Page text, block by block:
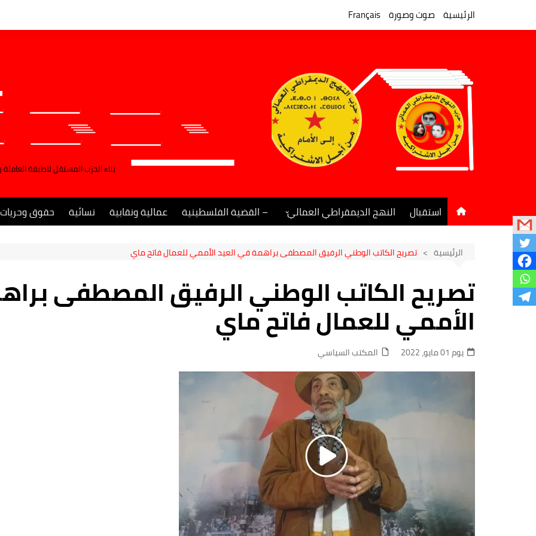
الرئيسية صوت وصورة Français
بناء الحزب المستقل للطبقة
استقبال النهج الديمقراطي العمالي
جريدة النهج الديمقراطي
– القضية الفلسطينية عمالية ونقابية نسائية حقوق وحريات
الرئيسية تصريح الكاتب الوطني الرفيق المصطفى براهمة في العيد الأممي للعمال فاتح ماي
تصريح الكاتب الوطني الرفيق المصطفى
الأممي للعمال فاتح ماي
يوم 01 مايو، 2022 المكتب السياسي